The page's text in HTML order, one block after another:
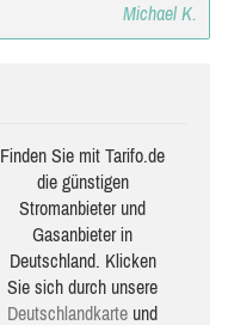
Michael K.
Finden Sie mit Tarifo.de
die güns­ti­gen
Stromanbieter und
Gasanbieter in
Deutschland. Klicken
Sie sich durch unsere
Deutsch­land­karte und